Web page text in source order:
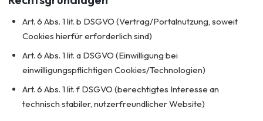
Art. 6 Abs. 1 lit. b DSGVO (Vertrag/Portalnutzung, soweit
Cookies hierfür erforderlich sind)
Art. 6 Abs. 1 lit. a DSGVO (Einwilligung bei
einwilligungspflichtigen Cookies/Technologien)
Art. 6 Abs. 1 lit. f DSGVO (berechtigtes Interesse an
technisch stabiler, nutzerfreundlicher Website)